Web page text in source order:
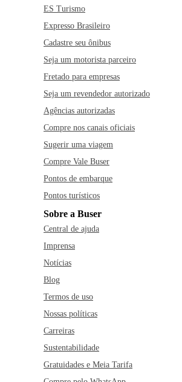
ES Turismo
Expresso Brasileiro
Cadastre seu ônibus
Seja um motorista parceiro
Fretado para empresas
Seja um revendedor autorizado
Agências autorizadas
Compre nos canais oficiais
Sugerir uma viagem
Compre Vale Buser
Pontos de embarque
Pontos turísticos
Sobre a Buser
Central de ajuda
Imprensa
Notícias
Blog
Termos de uso
Nossas políticas
Carreiras
Sustentabilidade
Gratuidades e Meia Tarifa